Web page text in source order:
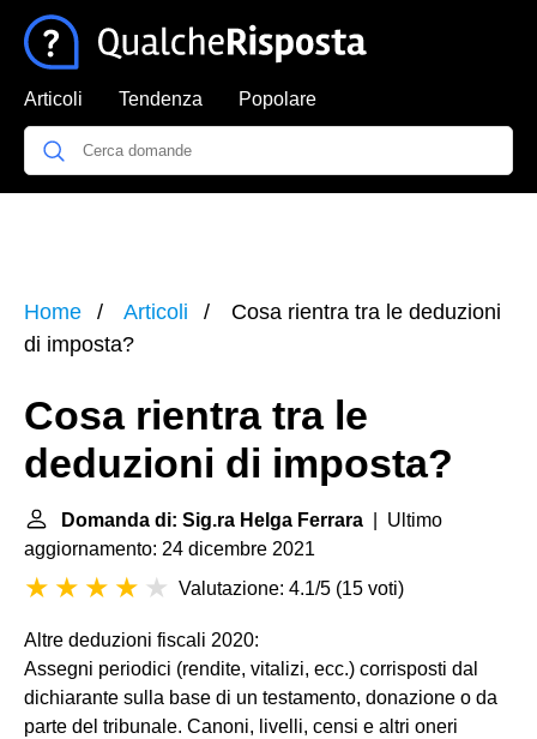
Articoli Tendenza Popolare
Home Articoli
Cosa rientra tra le deduzioni
di imposta?
Cosa rientra tra le
deduzioni di imposta?
Domanda di: Sig.ra Helga Ferrara | Ultimo
aggiornamento: 24 dicembre 2021
Valutazione: 4.1/5 (15 voti)
Altre deduzioni fiscali 2020:
Assegni periodici (rendite, vitalizi, ecc.) corrisposti dal
dichiarante sulla base di un testamento, donazione o da
parte del tribunale. Canoni, livelli, censi e altri oneri